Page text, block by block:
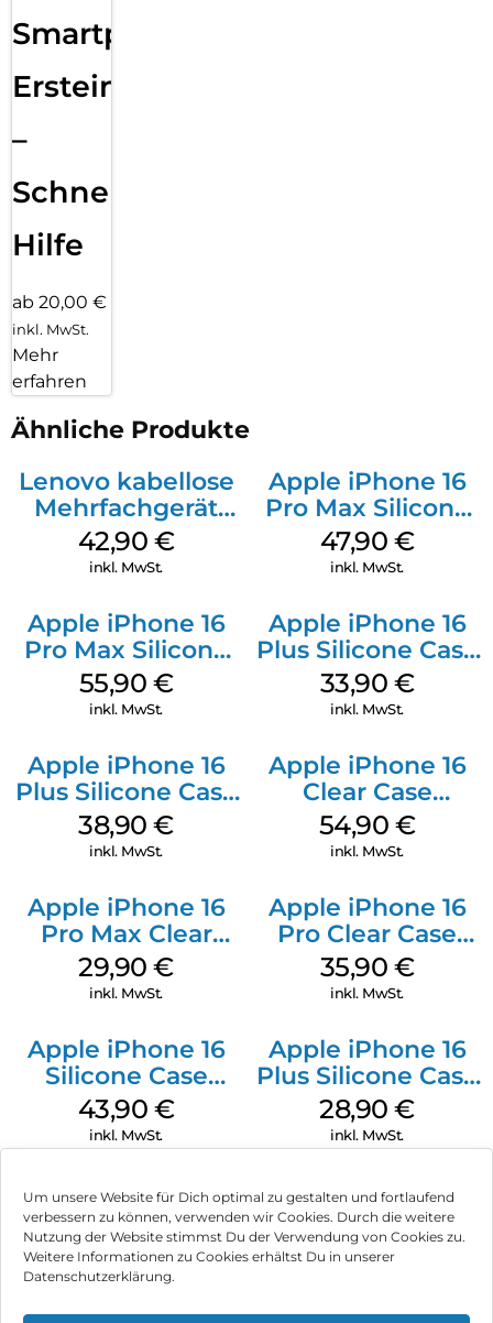
Um unsere Website für Dich optimal zu gestalten und fortlaufend
verbessern zu können, verwenden wir Cookies. Durch die weitere
Nutzung der Website stimmst Du der Verwendung von Cookies zu.
Weitere Informationen zu Cookies erhältst Du in unserer
Datenschutzerklärung.
Smartphone
Ersteinrichtung
–
Schnelle
Hilfe
ab 20,00 €
inkl. MwSt.
Mehr
erfahren
Ähnliche Produkte
Lenovo kabellose
Mehrfachgerät
Luna Grey
42,90 €
inkl. MwSt.
Apple iPhone 16
Pro Max Silicone
Case MagSafe
Black
47,90 €
inkl. MwSt.
Apple iPhone 16
Pro Max Silicone
Case MagSafe
Stone Gray
55,90 €
inkl. MwSt.
Apple iPhone 16
Plus Silicone Case
MagSafe Lake
Green
33,90 €
inkl. MwSt.
Apple iPhone 16
Plus Silicone Case
MagSafe Denim
38,90€
inkl. MwSt.
Apple iPhone 16
Clear Case
MagSafe
Transparent
54,90 €
inkl. MwSt.
Apple iPhone 16
Pro Max Clear
Case MagSafe
Transparent
29,90€
inkl. MwSt.
Apple iPhone 16
Pro Clear Case
MagSafe
Transparent
35,90 €
inkl. MwSt.
Apple iPhone 16
Silicone Case
MagSafe Plum
43,90 €
inkl. MwSt.
Apple iPhone 16
Plus Silicone Case
MagSafe Black
28,90€
inkl. MwSt.
Impressum